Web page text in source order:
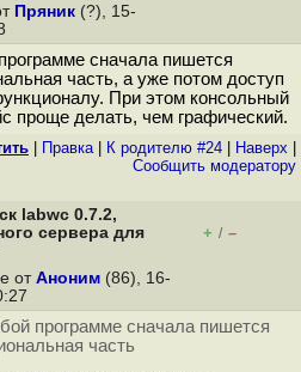
Пряник (?), 15-
сначала пишется
часть, а уже потом доступ
При этом консольный
проще делать, чем графический.
Правка| К родителю #24 Наверх
Cообщить модератору
labwc 0.7.2,
сервера для
+ / –
от Аноним (86), 16-
программе сначала пишется
часть